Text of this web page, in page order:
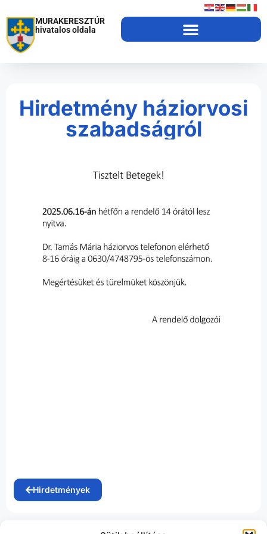
MURAKERESZTÚR
hivatalos oldala
Hirdetmény háziorvosi
szabadságról
Hirdetmények